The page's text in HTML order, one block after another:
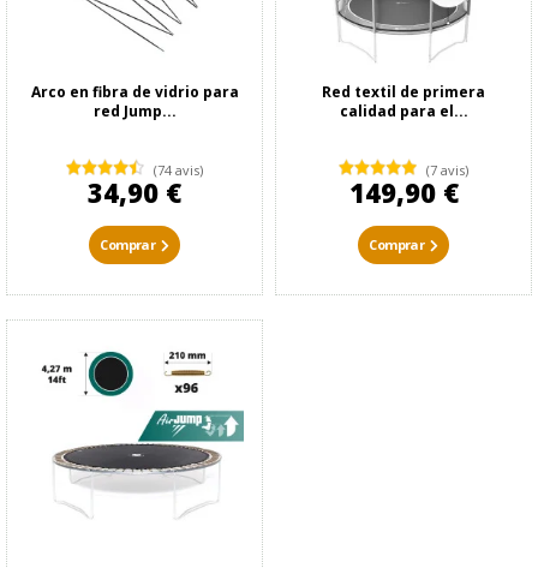
Arco en fibra de vidrio para
red Jump...
(74 avis)
34,90 €
Comprar
Red textil de primera
calidad para el...
(7 avis)
149,90 €
Comprar